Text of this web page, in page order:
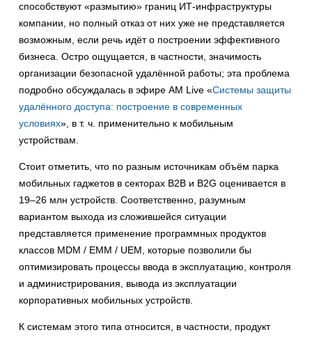
способствуют «размытию» границ ИТ-инфраструктуры
компании, но полный отказ от них уже не представляется
возможным, если речь идёт о построении эффективного
бизнеса. Остро ощущается, в частности, значимость
организации безопасной удалённой работы; эта проблема
подробно обсуждалась в эфире AM Live «Системы защиты
удалённого доступа: построение в современных
условиях», в т. ч. применительно к мобильным
устройствам.
Стоит отметить, что по разным источникам объём парка
мобильных гаджетов в секторах B2B и B2G оценивается в
19–26 млн устройств. Соответственно, разумным
вариантом выхода из сложившейся ситуации
представляется применение программных продуктов
классов MDM / EMM / UEM, которые позволили бы
оптимизировать процессы ввода в эксплуатацию, контроля
и администрирования, вывода из эксплуатации
корпоративных мобильных устройств.
К системам этого типа относится, в частности, продукт